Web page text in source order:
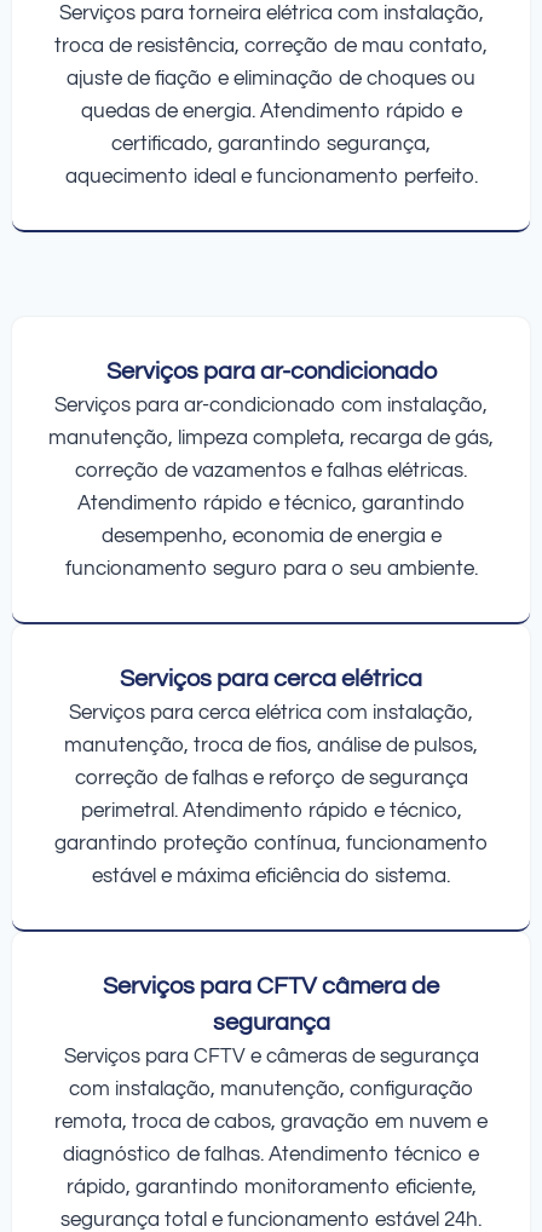
Serviços para torneira elétrica com instalação,
troca de resistência, correção de mau contato,
ajuste de fiação e eliminação de choques ou
quedas de energia. Atendimento rápido e
certificado, garantindo segurança,
aquecimento ideal e funcionamento perfeito.
Serviços para ar-condicionado
Serviços para ar-condicionado com instalação,
manutenção, limpeza completa, recarga de gás,
correção de vazamentos e falhas elétricas.
Atendimento rápido e técnico, garantindo
desempenho, economia de energia e
funcionamento seguro para o seu ambiente.
Serviços para cerca elétrica
Serviços para cerca elétrica com instalação,
manutenção, troca de fios, análise de pulsos,
correção de falhas e reforço de segurança
perimetral. Atendimento rápido e técnico,
garantindo proteção contínua, funcionamento
estável e máxima eficiência do sistema.
Serviços para CFTV câmera de
segurança
Serviços para CFTV e câmeras de segurança
com instalação, manutenção, configuração
remota, troca de cabos, gravação em nuvem e
diagnóstico de falhas. Atendimento técnico e
rápido, garantindo monitoramento eficiente,
segurança total e funcionamento estável 24h.